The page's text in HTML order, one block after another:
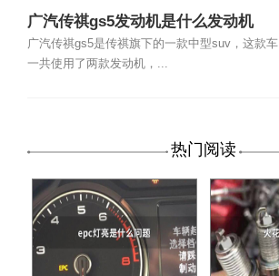
广汽传祺gs5发动机是什么发动机
广汽传祺gs5是传祺旗下的一款中型suv，这款车
一共使用了两款发动机，...
热门阅读